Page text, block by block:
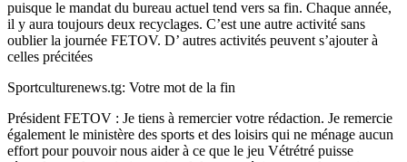
puisque le mandat du bureau actuel tend vers sa fin. Chaque année,
il y aura toujours deux recyclages. C’est une autre activité sans
oublier la journée FETOV. D’ autres activités peuvent s’ajouter à
celles précitées
Sportculturenews.tg: Votre mot de la fin
Président FETOV : Je tiens à remercier votre rédaction. Je remercie
également le ministère des sports et des loisirs qui ne ménage aucun
effort pour pouvoir nous aider à ce que le jeu Vétrétré puisse